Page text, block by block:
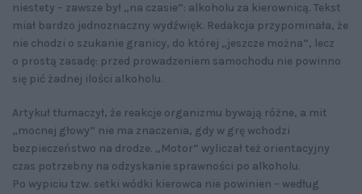
niestety – zawsze był „na czasie”: alkoholu za kierownicą. Tekst
miał bardzo jednoznaczny wydźwięk. Redakcja przypominała, że
nie chodzi o szukanie granicy, do której „jeszcze można”, lecz
o prostą zasadę: przed prowadzeniem samochodu nie powinno
się pić żadnej ilości alkoholu.
Artykuł tłumaczył, że reakcje organizmu bywają różne, a mit
„mocnej głowy” nie ma znaczenia, gdy w grę wchodzi
bezpieczeństwo na drodze. „Motor” wyliczał też orientacyjny
czas potrzebny na odzyskanie sprawności po alkoholu.
Po wypiciu tzw. setki wódki kierowca nie powinien – według